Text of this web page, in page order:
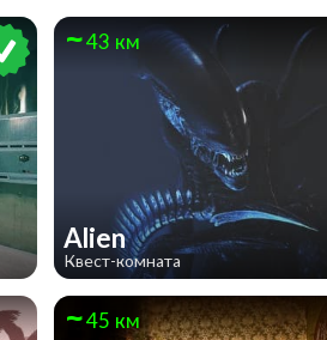
43 км
Alien
Квест-комната
45 км